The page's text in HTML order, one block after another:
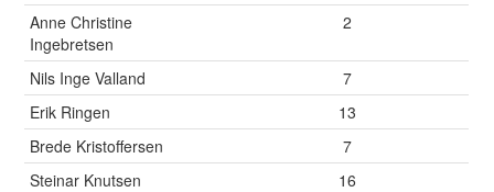
Anne Christine
Ingebretsen
2
Nils Inge Valland
7
Erik Ringen
13
Brede Kristoffersen
7
Steinar Knutsen
16